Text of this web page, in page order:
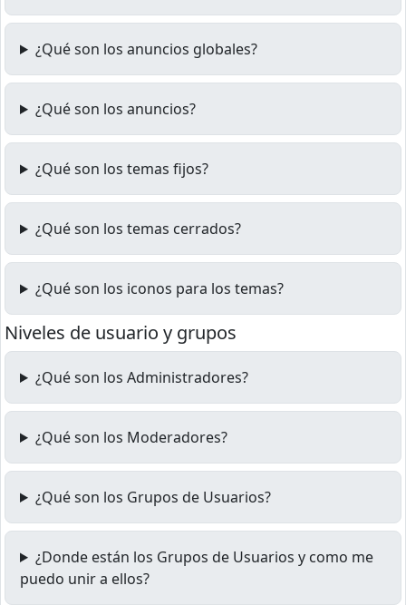
¿Qué son los anuncios globales?
¿Qué son los anuncios?
¿Qué son los temas fijos?
¿Qué son los temas cerrados?
¿Qué son los iconos para los temas?
Niveles de usuario y grupos
¿Qué son los Administradores?
¿Qué son los Moderadores?
¿Qué son los Grupos de Usuarios?
¿Donde están los Grupos de Usuarios y como me
puedo unir a ellos?